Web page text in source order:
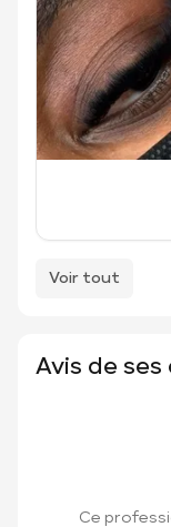
Voir tout
Avis de
Ce